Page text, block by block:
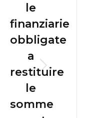
Next
post:
le
finanziarie
obbligate
a
restituire
le
somme